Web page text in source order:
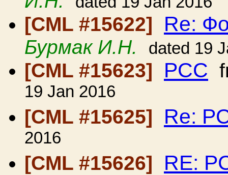
[CML #15622] Re:
Бурмак И.Н. dated 19
[CML #15623] РСС
19 Jan 2016
[CML #15625]
Re:
2016
[CML #15626]
RE: